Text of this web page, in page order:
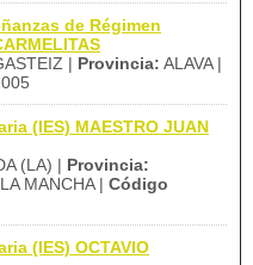
de Régimen
| Provincia: ALAVA |
(IES) MAESTRO JUAN
(LA) | Provincia:
MANCHA | Código
(IES) OCTAVIO